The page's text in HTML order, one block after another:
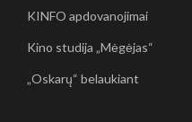
KINFO apdovanojimai
Kino studija „Mėgėjas“
„Oskarų“ belaukiant